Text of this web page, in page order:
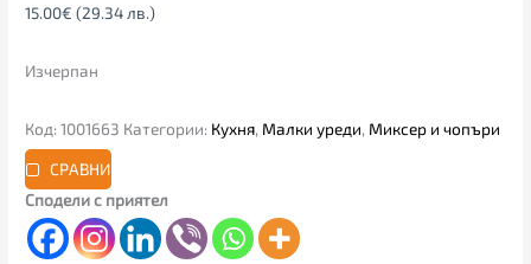
15.00€ (29.34 лв.)
Изчерпан
Код:1001663 Категории: Кухня, Малки уреди, Миксер и чопъри
СРАВНИ
Сподели с приятел